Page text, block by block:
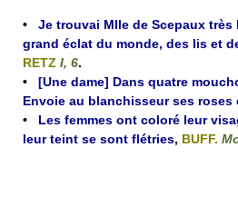
• Je trouvai Mlle de Scepaux
grand éclat du monde, des lis et
RETZ I, 6.
• [Une dame] Dans quatre
Envoie au blanchisseur ses roses
• Les femmes ont coloré leur
leur teint se sont flétries, BUFF.